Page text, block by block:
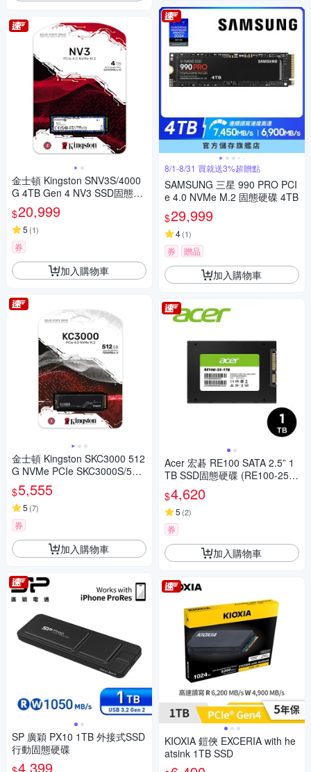
金士頓 Kingston SNV3S/4000
G 4TB Gen 4 NV3 SSD固態硬
碟
$20,999
5 (1)
券
加入購物車
金士頓 Kingston SKC3000 512
G NVMe PCIe SKC3000S/512
G SSD 固態硬碟
$5,555
5 (7)
券
加入購物車
SP 廣穎 PX10 1TB 外接式SSD
行動固態硬碟
4,399
8/1-8/31 買就送3%超贈點
SAMSUNG 三星 990 PRO PCI
e 4.0 NVMe M.2 固態硬碟 4TB
$29,999
4(1)
券 贈品
加入購物車
Acer 宏碁 RE100 SATA 2.5” 1
TB SSD固態硬碟 (RE100-25-1
TB)
$4,620
5 (2)
券
加入購物車
KIOXIA 鎧俠 EXCERIA with he
atsink 1TB SSD